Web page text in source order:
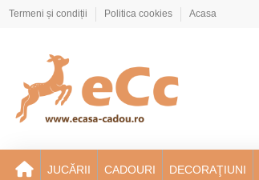
Termeni și condiții Politica cookies Acasa
JUCĂRII CADOURI DECORAŢIUNI